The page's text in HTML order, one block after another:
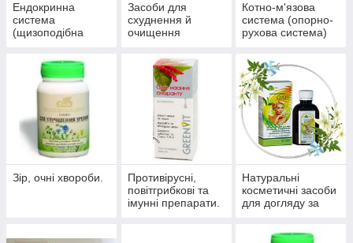
Ендокринна
система
(щизоподібна
діабет)
Засоби для
схуднення й
очищення
Котно-м'язова
система (опорно-
рухова система)
Зір, очні хвороби.
Противірусні,
повітгрибкові та
імунні препарати.
Натуральні
косметичні засоби
для догляду за